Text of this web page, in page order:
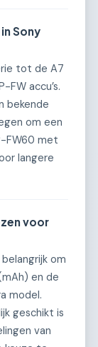
Sony
tot de A7
FW accu’s.
bekende
om een
FW60 met
langere
voor
om
en de
model.
geschikt is
van